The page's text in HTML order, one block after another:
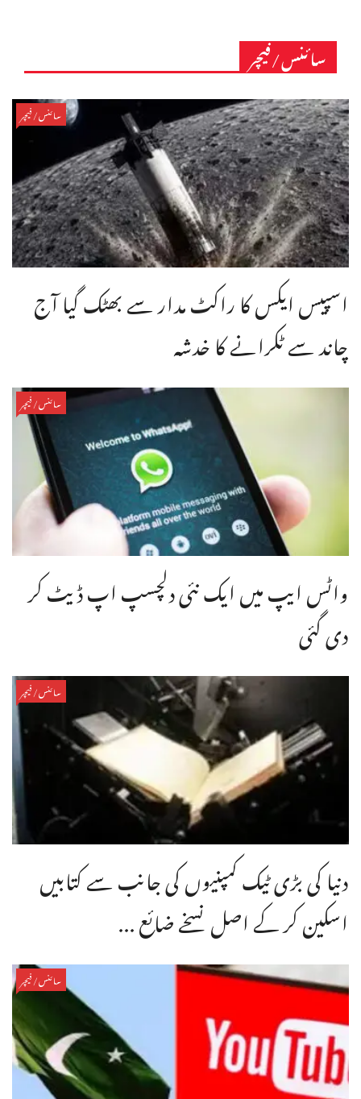
سائنس/فیچر
سائنس/فیچر
اسپیس ایکس کا راکٹ مدار سے بھٹک گیا آج
چاند سے ٹکرانے کا خدشہ
سائنس/فیچر
واٹس ایپ میں ایک نئی دلچسپ اپ ڈیٹ کر
دی گئی
سائنس/فیچر
دنیا کی بڑی ٹیک کمپنیوں کی جانب سے کتابیں
اسکین کر کے اصل نسخے ضائع ...
سائنس/فیچر